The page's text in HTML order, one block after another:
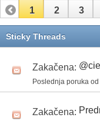
1 2 3
11
Sticky Threads
Zakačena:
Poslednja poruka od
Zakačena: